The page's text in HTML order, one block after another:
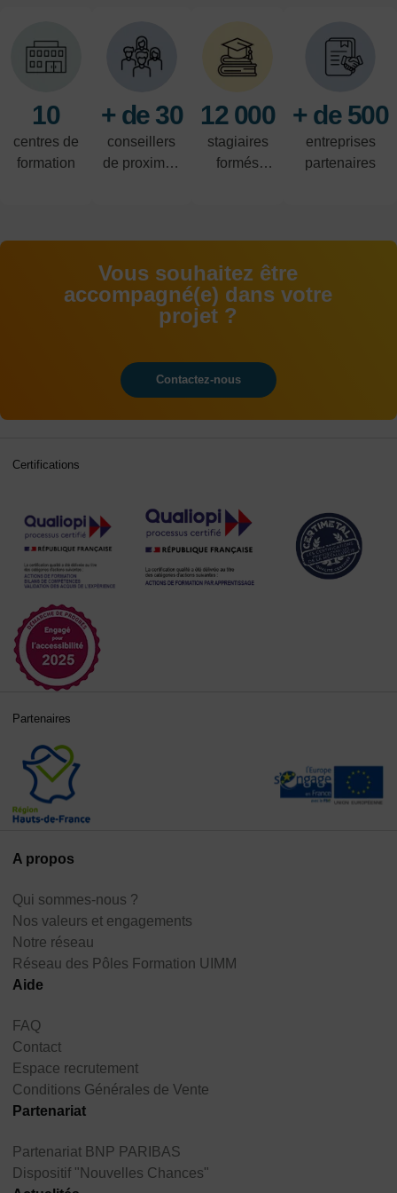
10
centres de
formation
+ de 30
conseillers
de proximité
12 000
stagiaires
formés
+ de 500
entreprises
partenaires
Vous souhaitez être
accompagné(e) dans votre
projet ?
Contactez-nous
A propos
Qui sommes-nous ?
Nos valeurs et engagements
Notre réseau
Réseau des Pôles Formation UIMM
Aide
FAQ
Contact
Espace recrutement
Conditions Générales de Vente
Partenariat
Partenariat BNP PARIBAS
Dispositif "Nouvelles Chances"
Certifications
Partenaires